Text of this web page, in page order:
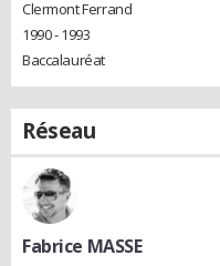
Clermont Ferrand
1990 - 1993
Baccalauréat
Réseau
Fabrice MASSE